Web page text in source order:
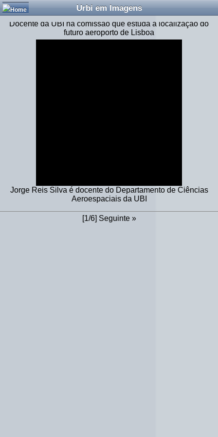
Urbi em Imagens
Docente da UBI na comissão que estuda a localização do
futuro aeroporto de Lisboa
Jorge Reis Silva é docente do Departamento de Ciências
Aeroespaciais da UBI
[1/6] Seguinte»